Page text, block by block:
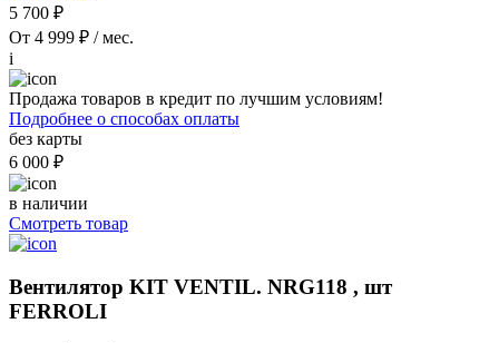
5 700 ₽
От 4 999 ₽ / мес.
i
Продажа товаров в кредит по лучшим условиям!
Подробнее о способах оплаты
без карты
6 000 ₽
в наличии
Смотреть товар
Вентилятор KIT VENTIL. NRG118 , шт
FERROLI